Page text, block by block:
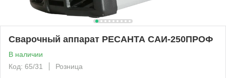
Сварочный аппарат РЕСАНТА САИ-250ПРОФ
В наличии
Код: 65/31
Розница